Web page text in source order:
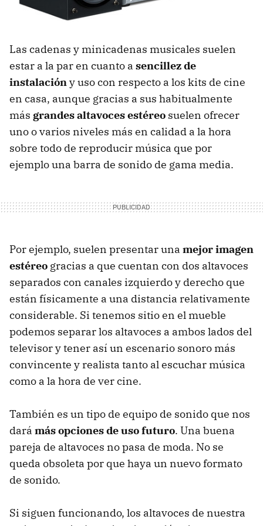
Las cadenas y minicadenas musicales suelen
estar a la par en cuanto a sencillez de
instalacióny uso con respecto a los kits de cine
en casa, aunque gracias a sus habitualmente
más grandes altavoces estéreo suelen ofrecer
uno o varios niveles más en calidad a la hora
sobre todo de reproducir música que por
ejemplo una barra de sonido de gama media.
Por ejemplo, suelen presentar una mejor imagen
estéreo gracias a que cuentan con dos altavoces
separados con canales izquierdo y derecho que
están físicamente a una distancia relativamente
considerable. Si tenemos sitio en el mueble
podemos separar los altavoces a ambos lados del
televisor y tener así un escenario sonoro más
convincente y realista tanto al escuchar música
como a la hora de ver cine.
También es un tipo de equipo de sonido que nos
dará más opciones de uso futuro. Una buena
pareja de altavoces no pasa de moda. No se
queda obsoleta por que haya un nuevo formato
de sonido.
Si siguen funcionando, los altavoces de nuestra